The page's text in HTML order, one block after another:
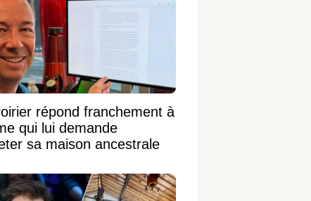
répond franchement à
qui lui demande
sa maison ancestrale